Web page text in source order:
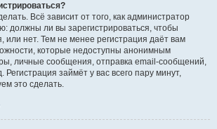
Всё зависит от того, как администратор
должны ли вы зарегистрироваться, чтобы
нет. Тем не менее регистрация даёт вам
которые недоступны анонимным
личные сообщения, отправка email-сообщений,
Регистрация займёт у вас всего пару минут,
это сделать.